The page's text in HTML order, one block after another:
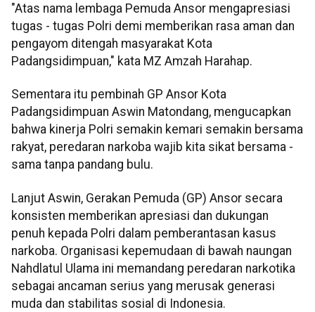
"Atas nama lembaga Pemuda Ansor mengapresiasi
tugas - tugas Polri demi memberikan rasa aman dan
pengayom ditengah masyarakat Kota
Padangsidimpuan," kata MZ Amzah Harahap.
Sementara itu pembinah GP Ansor Kota
Padangsidimpuan Aswin Matondang, mengucapkan
bahwa kinerja Polri semakin kemari semakin bersama
rakyat, peredaran narkoba wajib kita sikat bersama -
sama tanpa pandang bulu.
Lanjut Aswin, Gerakan Pemuda (GP) Ansor secara
konsisten memberikan apresiasi dan dukungan
penuh kepada Polri dalam pemberantasan kasus
narkoba. Organisasi kepemudaan di bawah naungan
Nahdlatul Ulama ini memandang peredaran narkotika
sebagai ancaman serius yang merusak generasi
muda dan stabilitas sosial di Indonesia.